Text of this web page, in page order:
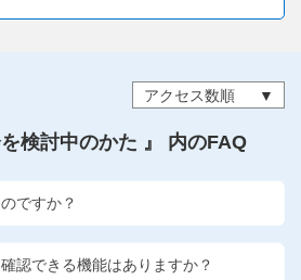
問・手続きはこちら
アクセス数順
を検討中のかた 』 内のFAQ
ですか？
認できる機能はありますか？